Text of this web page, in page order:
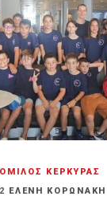
ΚΕΡΚΥΡΑΣ
ΕΛΕΝΗ ΚΟΡΩΝΑΚΗ